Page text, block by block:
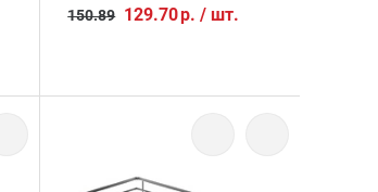
150.89 129.70р. /шт.